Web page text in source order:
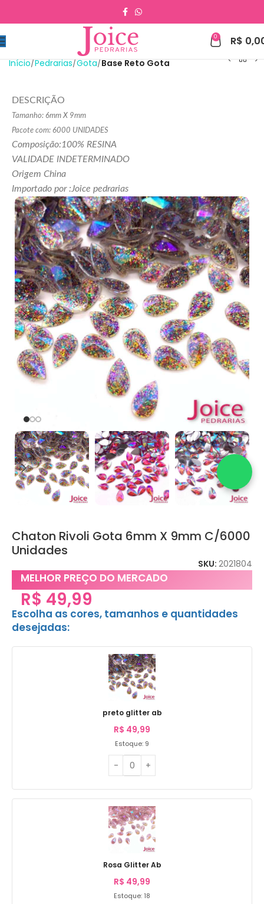
0 R$
Início Pedrarias Gota Base Reto Gota
DESCRIÇÃO
Tamanho: 6mm X 9mm
Pacote com: 6000 UNIDADES
Composição:100% RESINA
VALIDADE INDETERMINADO
Origem China
Importado por :Joice pedrarias
Chaton Rivoli Gota 6mm X 9mm C/6000
Unidades
SKU: 2021804
MELHOR PREÇO DO MERCADO
R$ 49,99
Escolha as cores, tamanhos e quantidades
desejadas:
preto glitter ab
R$ 49,99
Estoque: 9
Rosa Glitter Ab
R$ 49,99
Estoque: 18